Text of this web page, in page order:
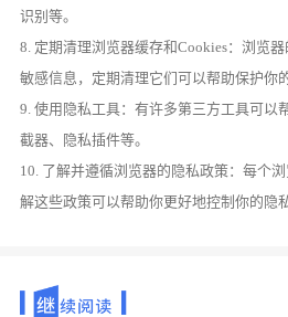
识别等。
8. 定期清理浏览器缓存和Cookies：浏览
敏感信息，定期清理它们可以帮助保护你
9. 使用隐私工具：有许多第三方工具可以
截器、隐私插件等。
10. 了解并遵循浏览器的隐私政策：每个
解这些政策可以帮助你更好地控制你的隐